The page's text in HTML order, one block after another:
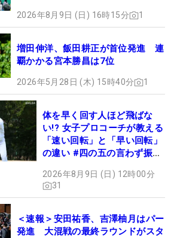
2026年8月9日 (日) 16時15分 1
増田伸洋、飯田耕正が首位発進 連
覇かかる宮本勝昌は7位
2026年5月28日 (木) 15時40分 1
体を早く回す人ほど飛ばな
い!? 女子プロコーチが教える
「速い回転」と「早い回転」
の違い #四の五の言わず振り
2026年8月9日 (日) 12時00分
31
＜速報＞安田祐香、吉澤柚月はパー
発進 大混戦の最終ラウンドがスタ